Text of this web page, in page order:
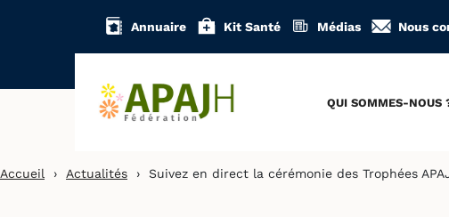
Annuaire Kit Santé Médias Nous
QUI SOMMES-NOUS
Accueil › Actualités › Suivez en direct la cérémonie des Trophées